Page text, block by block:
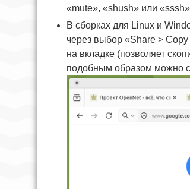
«mute», «shush» или «sssh»
В сборках для Linux и
через выбор «Share >
на вкладке (позволяет
подобным образом можно